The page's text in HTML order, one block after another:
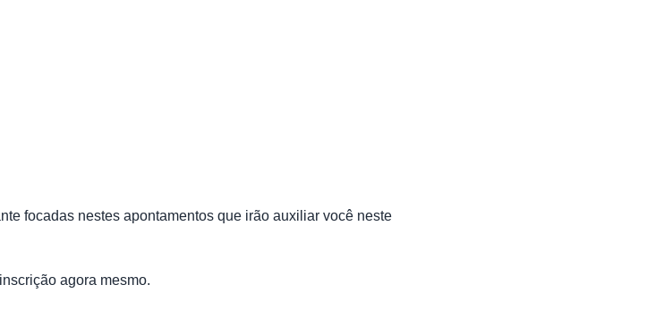
focadas nestes apontamentos que irão auxiliar você neste
agora mesmo.